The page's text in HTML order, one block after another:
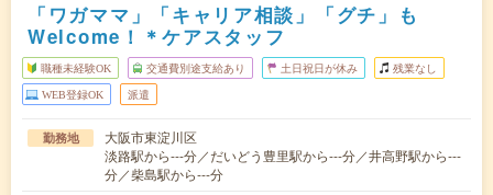
「ワガママ」「キャリア相談」「グチ」も
Welcome！＊ケアスタッフ
職種未経験OK 交通費別途支給あり 土日祝日が休み 残業なし
WEB登録OK 派遣
勤務地
大阪市東淀川区
淡路駅から---分／だいどう豊里駅から---分／井高野駅から---
分／柴島駅から---分